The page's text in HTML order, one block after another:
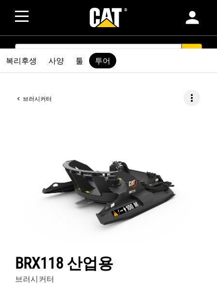
person
SEARCH
브러시커터 more_vert
BRX118 산업용
브러시커터
복리후생 사양 툴 투어